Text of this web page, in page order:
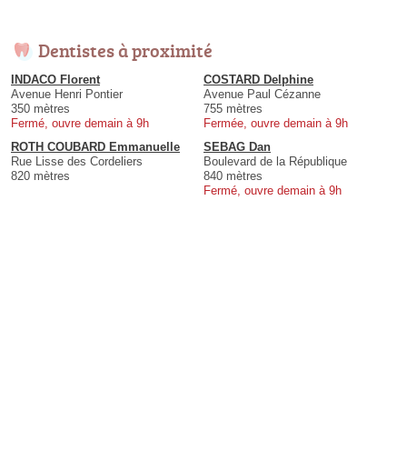
Dentistes à proximité
INDACO Florent
Avenue Henri Pontier
350 mètres
Fermé, ouvre demain à 9h
COSTARD Delphine
Avenue Paul Cézanne
755 mètres
Fermée, ouvre demain à 9h
ROTH COUBARD Emmanuelle
Rue Lisse des Cordeliers
820 mètres
SEBAG Dan
Boulevard de la République
840 mètres
Fermé, ouvre demain à 9h